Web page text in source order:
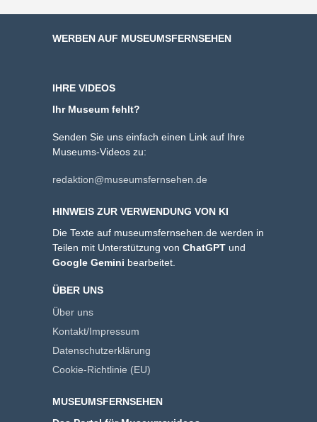
WERBEN AUF MUSEUMSFERNSEHEN
IHRE VIDEOS
Ihr Museum fehlt?
Senden Sie uns einfach einen Link auf Ihre
Museums-Videos zu:
redaktion@museumsfernsehen.de
HINWEIS ZUR VERWENDUNG VON KI
Die Texte auf museumsfernsehen.de werden in
Teilen mit Unterstützung von ChatGPT und
Google Gemini bearbeitet.
ÜBER UNS
Über uns
Kontakt/Impressum
Datenschutzerklärung
Cookie-Richtlinie (EU)
MUSEUMSFERNSEHEN